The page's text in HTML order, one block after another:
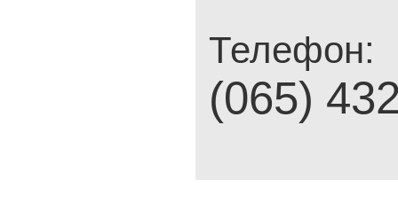
Телефон:
(065)